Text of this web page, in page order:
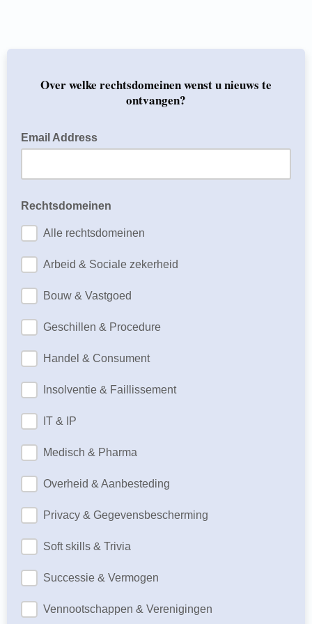
Over welke rechtsdomeinen wenst u nieuws te
ontvangen?
Email Address
Rechtsdomeinen
Alle rechtsdomeinen
Arbeid & Sociale zekerheid
Bouw & Vastgoed
Geschillen & Procedure
Handel & Consument
Insolventie & Faillissement
IT & IP
Medisch & Pharma
Overheid & Aanbesteding
Privacy & Gegevensbescherming
Soft skills & Trivia
Successie & Vermogen
Vennootschappen & Verenigingen